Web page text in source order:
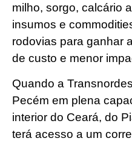
milho, sorgo, calcário
insumos e
rodovias para ganhar
de custo e menor
Quando a
Pecém em plena
interior do Ceará, do
terá acesso a um